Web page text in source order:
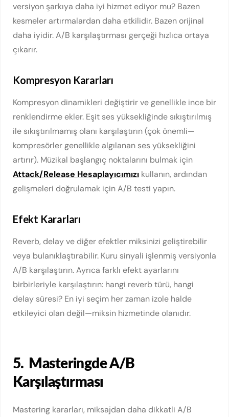
versiyon şarkıya daha iyi hizmet ediyor mu? Bazen
kesmeler artırmalardan daha etkilidir. Bazen orijinal
daha iyidir. A/B karşılaştırması gerçeği hızlıca ortaya
çıkarır.
Kompresyon Kararları
Kompresyon dinamikleri değiştirir ve genellikle ince bir
renklendirme ekler. Eşit ses yüksekliğinde sıkıştırılmış
ile sıkıştırılmamış olanı karşılaştırın (çok önemli—
kompresörler genellikle algılanan ses yüksekliğini
artırır). Müzikal başlangıç noktalarını bulmak için
Attack/Release Hesaplayıcımızı kullanın, ardından
gelişmeleri doğrulamak için A/B testi yapın.
Efekt Kararları
Reverb, delay ve diğer efektler miksinizi geliştirebilir
veya bulanıklaştırabilir. Kuru sinyali işlenmiş versiyonla
A/B karşılaştırın. Ayrıca farklı efekt ayarlarını
birbirleriyle karşılaştırın: hangi reverb türü, hangi
delay süresi? En iyi seçim her zaman izole halde
etkileyici olan değil—miksin hizmetinde olanıdır.
5. Masteringde A/B
Karşılaştırması
Mastering kararları, miksajdan daha dikkatli A/B